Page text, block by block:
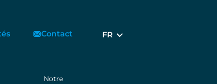
Contact FR
Notre